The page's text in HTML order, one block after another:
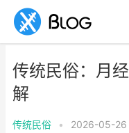
传统民俗：月
解
传统民俗 • 2026-05-